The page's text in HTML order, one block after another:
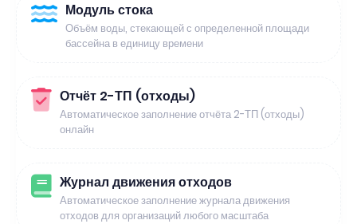
Модуль стока
Объём воды, стекающей с определенной площади
бассейна в единицу времени
Отчёт 2-ТП (отходы)
Автоматическое заполнение отчёта 2-ТП (отходы)
онлайн
Журнал движения отходов
Автоматическое заполнение журнала движения
отходов для организаций любого масштаба